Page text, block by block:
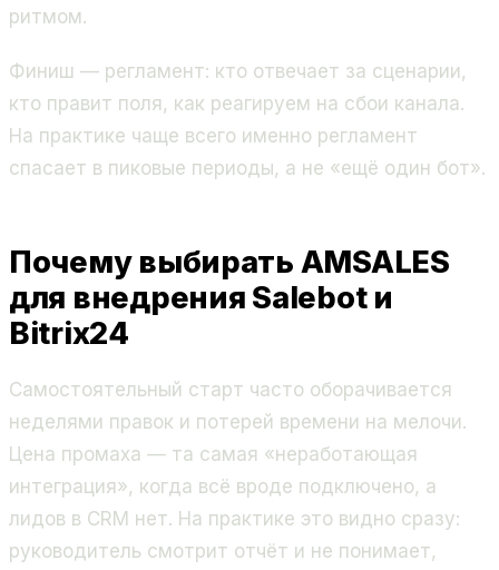
ритмом.
Финиш — регламент: кто отвечает за сценарии,
кто правит поля, как реагируем на сбои канала.
На практике чаще всего именно регламент
спасает в пиковые периоды, а не «ещё один бот».
Почему выбирать AMSALES
для внедрения Salebot и
Bitrix24
Самостоятельный старт часто оборачивается
неделями правок и потерей времени на мелочи.
Цена промаха — та самая «неработающая
интеграция», когда всё вроде подключено, а
лидов в CRM нет. На практике это видно сразу:
руководитель смотрит отчёт и не понимает,